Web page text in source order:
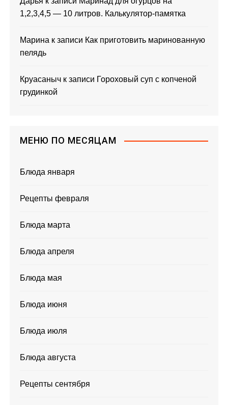
1,2,3,4,5 — 10 литров. Калькулятор-памятка
Марина к записи Как приготовить маринованную
пелядь
Круасаныч к записи Гороховый суп с копченой
грудинкой
МЕНЮ ПО МЕСЯЦАМ
Блюда января
Рецепты февраля
Блюда марта
Блюда апреля
Блюда мая
Блюда июня
Блюда июля
Блюда августа
Рецепты сентября